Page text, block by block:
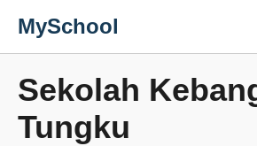
MySchool
Sekolah
Tungku